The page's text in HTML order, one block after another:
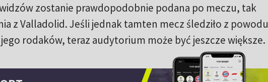
zostanie prawdopodobnie podana po meczu, tak
z Valladolid. Jeśli jednak tamten mecz śledziło z powodu
rodaków, teraz audytorium może być jeszcze większe.